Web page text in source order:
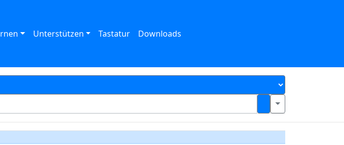
Unterstützen Tastatur Downloads